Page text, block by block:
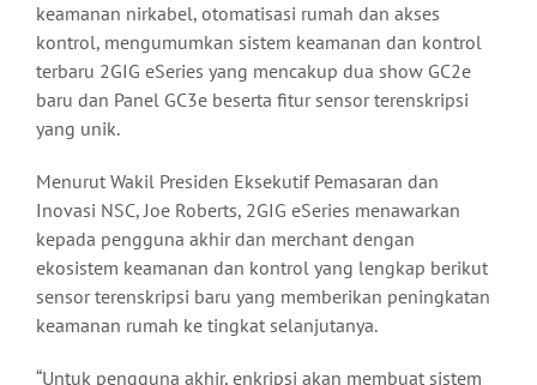
keamanan nirkabel, otomatisasi rumah dan akses
kontrol, mengumumkan sistem keamanan dan kontrol
terbaru 2GIG eSeries yang mencakup dua show GC2e
baru dan Panel GC3e beserta fitur sensor terenskripsi
yang unik.
Menurut Wakil Presiden Eksekutif Pemasaran dan
Inovasi NSC, Joe Roberts, 2GIG eSeries menawarkan
kepada pengguna akhir dan merchant dengan
ekosistem keamanan dan kontrol yang lengkap berikut
sensor terenskripsi baru yang memberikan peningkatan
keamanan rumah ke tingkat selanjutanya.
“Untuk pengguna akhir, enkripsi akan membuat sistem